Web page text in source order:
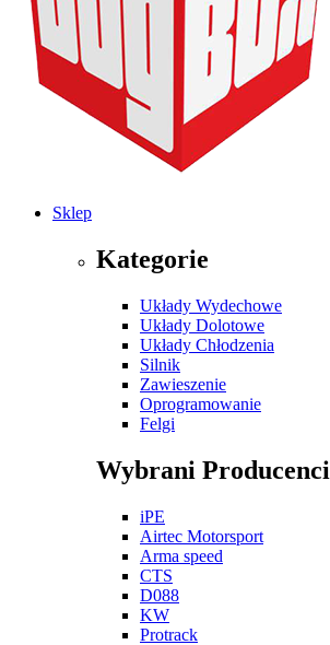
Sklep
Kategorie
Układy Wydechowe
Układy Dolotowe
Układy Chłodzenia
Silnik
Zawieszenie
Oprogramowanie
Felgi
Wybrani Producenci
iPE
Airtec Motorsport
Arma speed
CTS
D088
KW
Protrack